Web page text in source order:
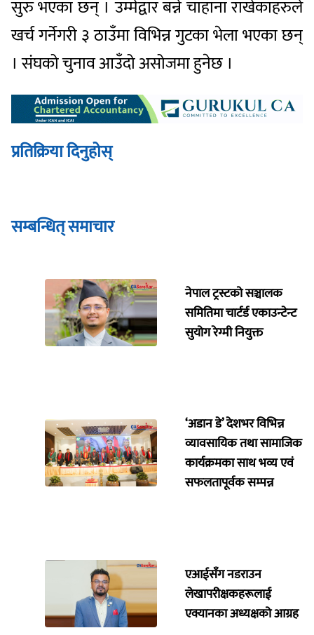
सुरु भएका छन् । उम्मेद्वार बन्ने चाहाना राखेकाहरुले
खर्च गर्नेगरी ३ ठाउँमा विभिन्न गुटका भेला भएका छन्
। संघको चुनाव आउँदो असोजमा हुनेछ ।
प्रतिक्रिया दिनुहोस्
सम्बन्धित् समाचार
नेपाल ट्रस्टको सञ्चालक
समितिमा चार्टर्ड एकाउन्टेन्ट
सुयोग रेग्मी नियुक्त
‘अडान डे’ देशभर विभिन्न
व्यावसायिक तथा सामाजिक
कार्यक्रमका साथ भव्य एवं
सफलतापूर्वक सम्पन्न
एआईसँग नडराउन
लेखापरीक्षकहरूलाई
एक्यानका अध्यक्षको आग्रह